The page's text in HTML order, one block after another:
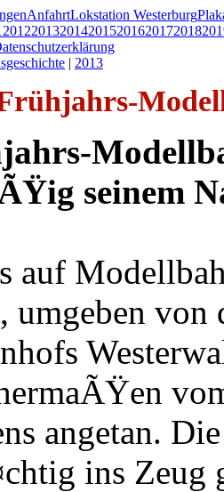
AnfahrtLokstation Westerburg
2012201320142015201620172018
| 2013
seinem
auf
umgeben von
angetan.
ins Zeug